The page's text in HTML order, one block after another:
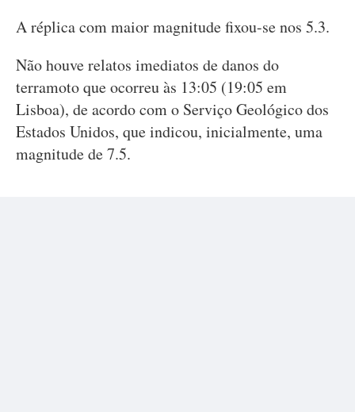
A réplica com maior magnitude fixou-se nos 5.3.
Não houve relatos imediatos de danos do
terramoto que ocorreu às 13:05 (19:05 em
Lisboa), de acordo com o Serviço Geológico dos
Estados Unidos, que indicou, inicialmente, uma
magnitude de 7.5.